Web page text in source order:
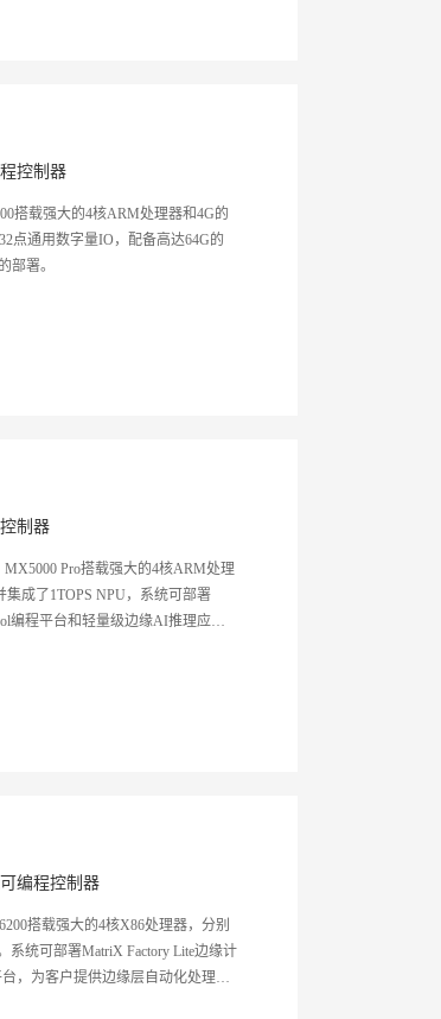
控制器
搭载强大的4核ARM处理器和4G的
点通用数字量IO，配备高达64G的
部署。
制器
Pro搭载强大的4核ARM处理
成了1TOPS NPU，系统可部署
编程平台和轻量级边缘AI推理应
。
编程控制器
搭载强大的4核X86处理器，分别
系统可部署MatriX Factory Lite边缘计
，为客户提供边缘层自动化处理能